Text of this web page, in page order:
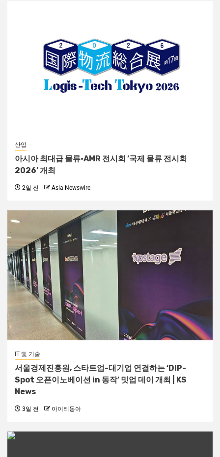
산업
아시아 최대급 물류·AMR 전시회 ‘국제 물류 전시회
2026’ 개최
2일 전 Asia Newswire
IT 및 기술
서울경제진흥원, 스타트업-대기업 연결하는 ‘DIP-
Spot 오픈이노베이션 in 동작’ 밋업 데이 개최 | KS
News
3일 전 아이티동아